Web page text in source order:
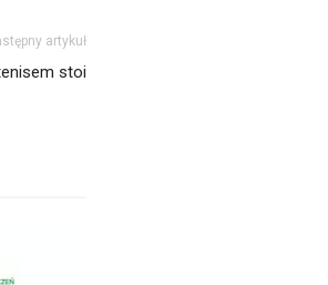
artykuł
stoi